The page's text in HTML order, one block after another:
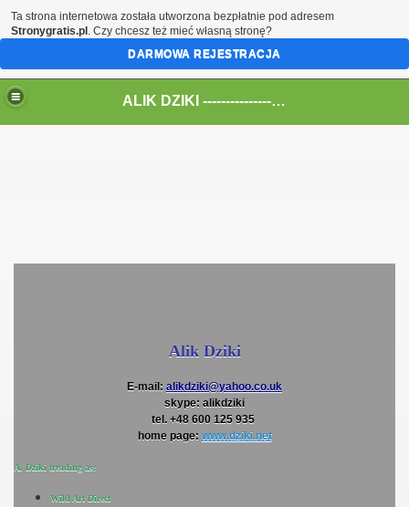
ALIK DZIKI --------------------------------> All Audio
Alik Dziki
E-mail: alikdziki@yahoo.co.uk
skype: alikdziki
tel. +48 600 125 935
home page: www.dziki.net
A. Dziki treading as:
Wild Art Direct
Ta strona internetowa została utworzona bezpłatnie pod adresem
Stronygratis.pl . Czy chcesz też mieć własną stronę?
DARMOWA REJESTRACJA